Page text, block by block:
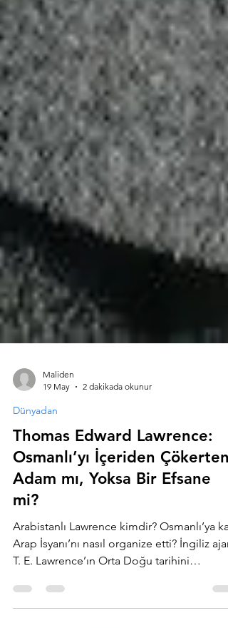
19 May
Dünyadan
Thomas Edward Lawrence:
Osmanlı’yı İçeriden Çökerten
Adam mı, Yoksa Bir Efsane
mi?
Arabistanlı Lawrence kimdir? Osmanlı’ya
Arap İsyanı’nı nasıl organize etti? İngiliz
T. E. Lawrence’ın Orta Doğu tarihini